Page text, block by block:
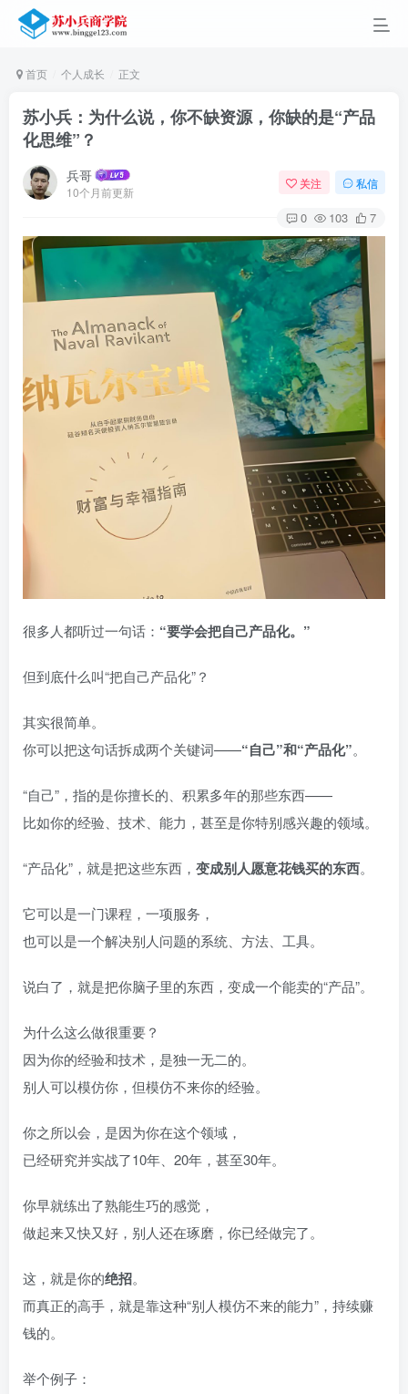
首页 个人成长 正文
苏小兵：为什么说，你不缺资源，你缺的是“产品
化思维”？
兵哥
10个月前更新
关注 私信
0 103 7
很多人都听过一句话： “要学会把自己产品化。”
但到底什么叫“把自己产品化”？
其实很简单。
你可以把这句话拆成两个关键词——“自己”和“产品化”。
“自己”，指的是你擅长的、积累多年的那些东西——
比如你的经验、技术、能力，甚至是你特别感兴趣的领域。
“产品化”，就是把这些东西， 变成别人愿意花钱买的东西。
它可以是一门课程，一项服务，
也可以是一个解决别人问题的系统、方法、工具。
说白了，就是把你脑子里的东西，变成一个能卖的“产品”。
为什么这么做很重要？
因为你的经验和技术，是独一无二的。
别人可以模仿你，但模仿不来你的经验。
你之所以会，是因为你在这个领域，
已经研究并实战了10年、20年，甚至30年。
你早就练出了熟能生巧的感觉，
做起来又快又好，别人还在琢磨，你已经做完了。
这，就是你的绝招。
而真正的高手，就是靠这种“别人模仿不来的能力”，持续赚
钱的。
举个例子：